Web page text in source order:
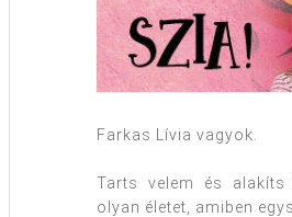
Farkas Lívia vagyok.
Tarts velem és
olyan életet, amiben